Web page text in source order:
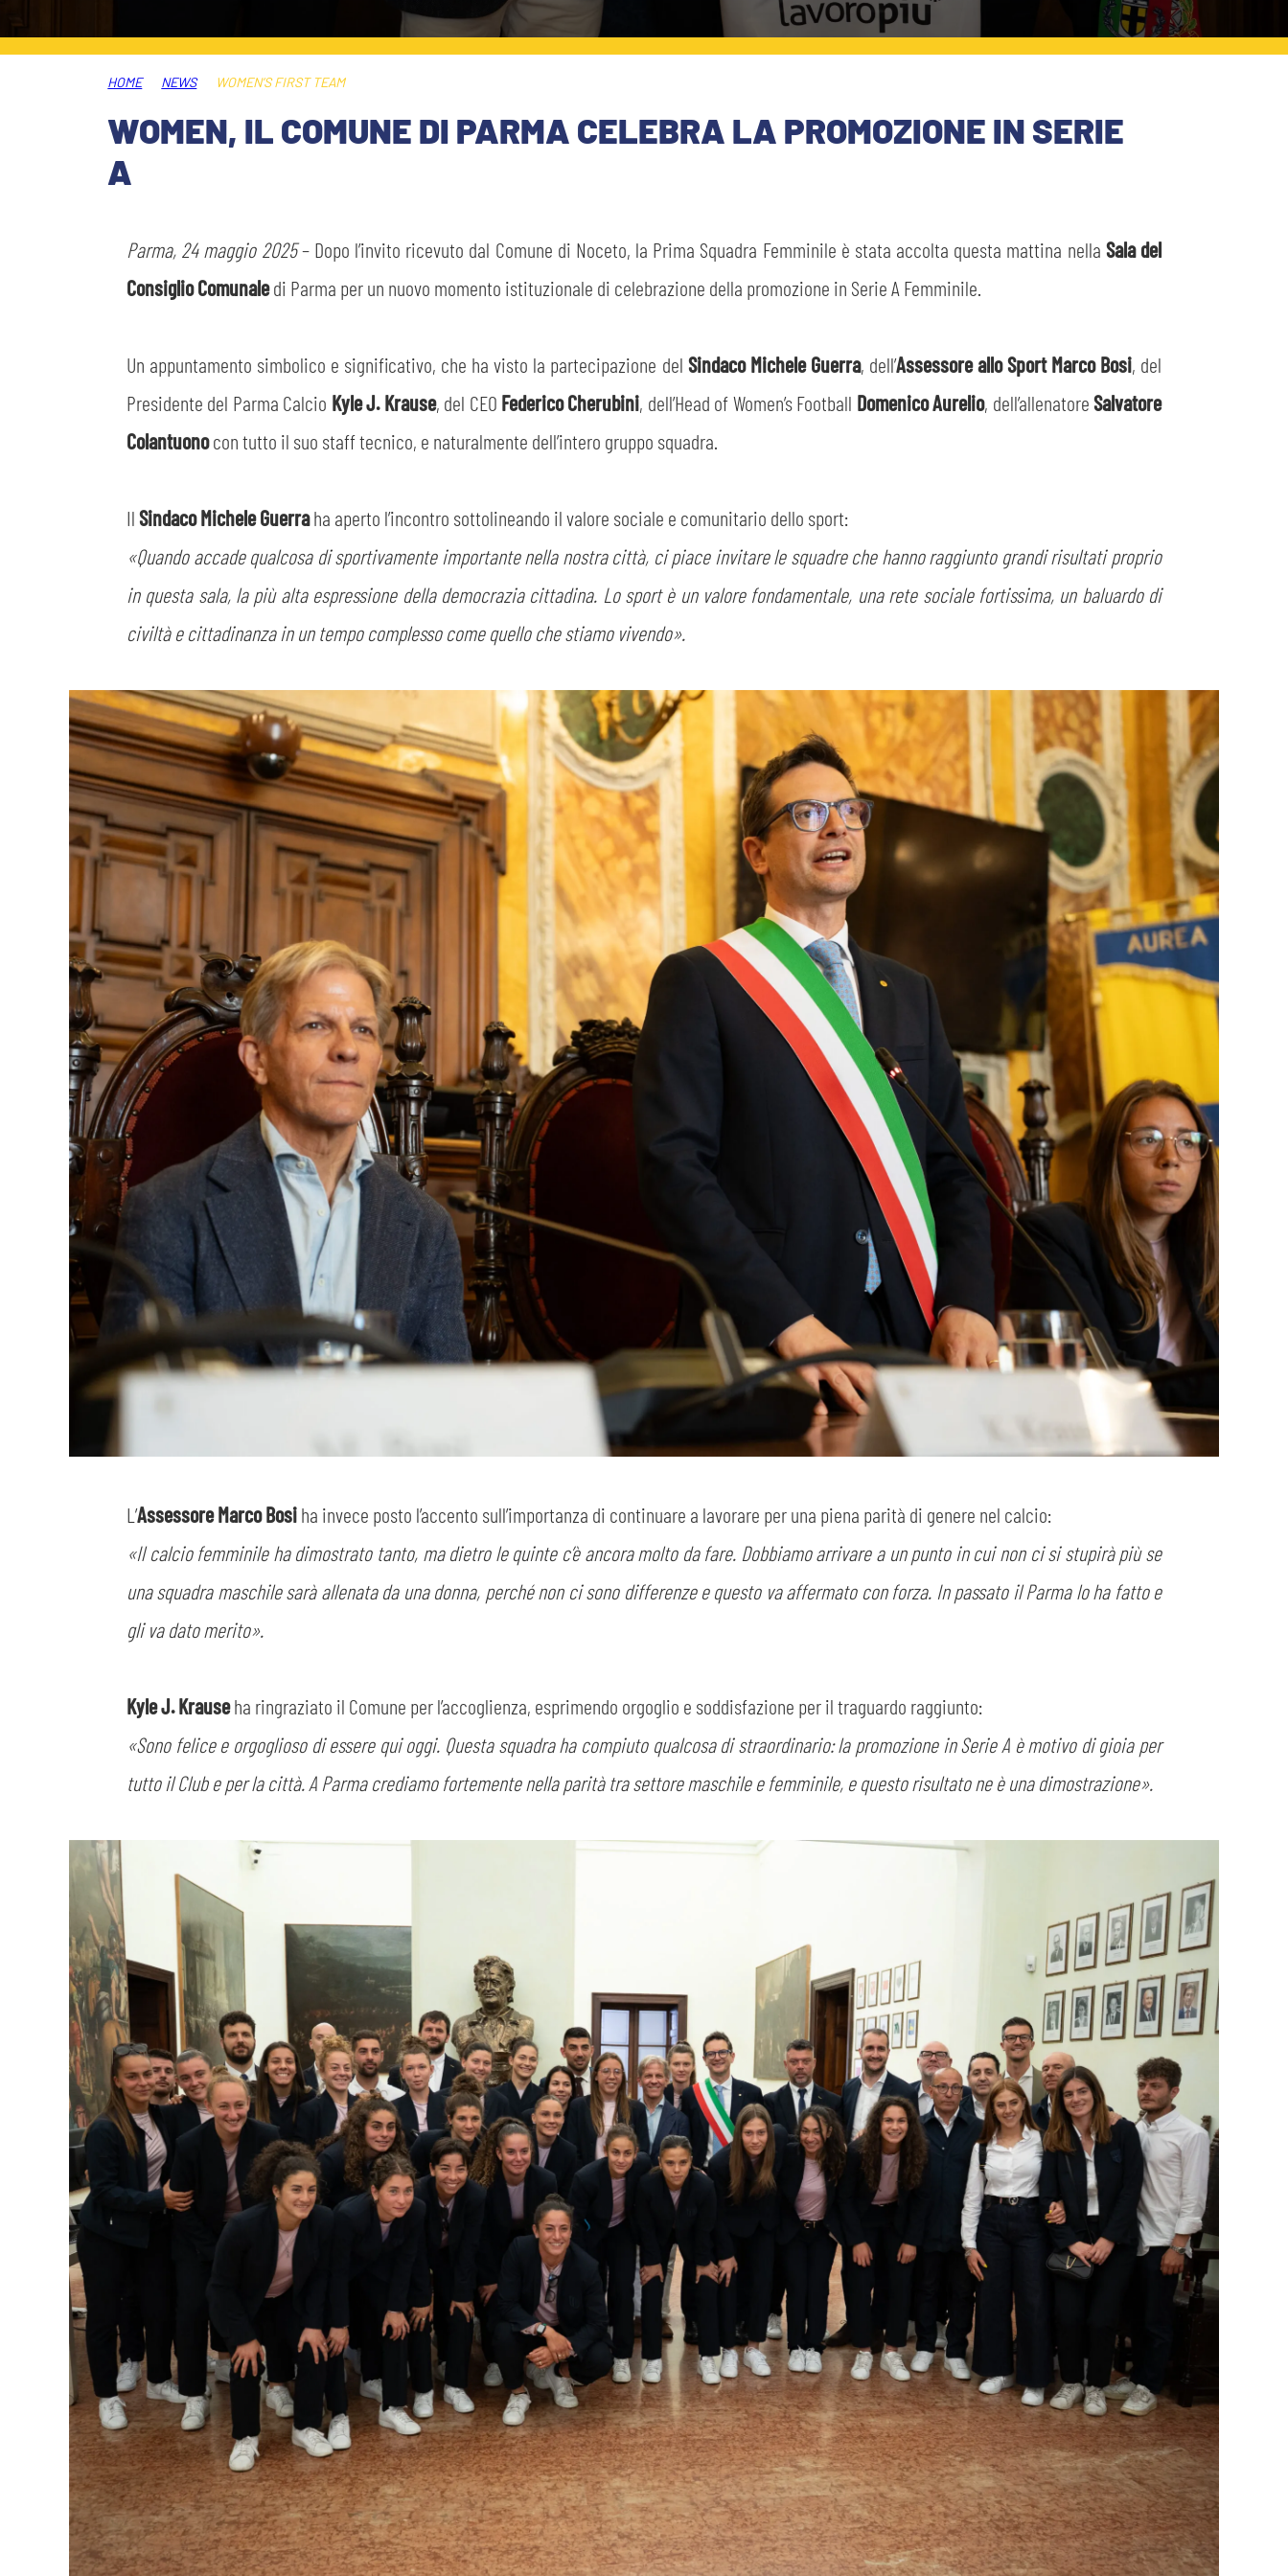
SLO
JOIN THE CLUB
FINANCIAL DISCLOSURE
LEGENDS
PARTNERS
SEARCH
HOME NEWS WOMEN’S FIRST TEAM
WOMEN, IL COMUNE DI PARMA CELEBRA LA PROMOZIONE IN SERIE
A
Parma, 24 maggio 2025– Dopo l’invito ricevuto dal Comune di Noceto, la Prima Squadra Femminile è stata accolta questa mattina nella Sala del
Consiglio Comunaledi Parma per un nuovo momento istituzionale di celebrazione della promozione in Serie A Femminile.
Un appuntamento simbolico e significativo, che ha visto la partecipazione del Sindaco Michele Guerra, dell’Assessore allo Sport Marco Bosi, del
Presidente del Parma Calcio Kyle J. Krause, del CEO Federico Cherubini, dell’Head of Women’s Football Domenico Aurelio, dell’allenatoreSalvatore
Colantuonocon tutto il suo staff tecnico, e naturalmente dell’intero gruppo squadra.
IlSindaco Michele Guerraha aperto l’incontro sottolineando il valore sociale e comunitario dello sport:
«Quando accade qualcosa di sportivamente importante nella nostra città, ci piace invitare le squadre che hanno raggiunto grandi risultati proprio
in questa sala, la più alta espressione della democrazia cittadina. Lo sport è un valore fondamentale, una rete sociale fortissima, un baluardo di
civiltà e cittadinanza in un tempo complesso come quello che stiamo vivendo».
L’Assessore Marco Bosiha invece posto l’accento sull’importanza di continuare a lavorare per una piena parità di genere nel calcio:
«Il calcio femminile ha dimostrato tanto, ma dietro le quinte c’è ancora molto da fare. Dobbiamo arrivare a un punto in cui non ci si stupirà più se
una squadra maschile sarà allenata da una donna, perché non ci sono differenze e questo va affermato con forza. In passato il Parma lo ha fatto e
gli va dato merito».
Kyle J. Krauseha ringraziato il Comune per l’accoglienza, esprimendo orgoglio e soddisfazione per il traguardo raggiunto:
«Sono felice e orgoglioso di essere qui oggi. Questa squadra ha compiuto qualcosa di straordinario: la promozione in Serie A è motivo di gioia per
tutto il Club e per la città. A Parma crediamo fortemente nella parità tra settore maschile e femminile, e questo risultato ne è una dimostrazione».
sempre abilitati
abilitato